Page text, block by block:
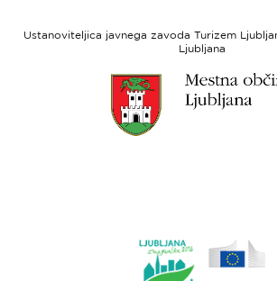
sklad
Ustanoviteljica javnega zavoda Turizem
Ljubljana